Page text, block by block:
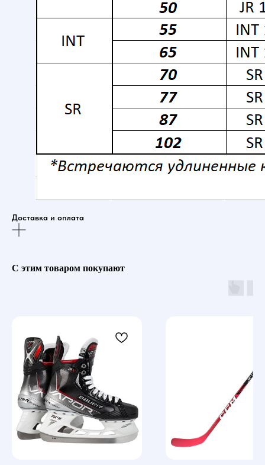
Доставка и оплата
С этим товаром покупают